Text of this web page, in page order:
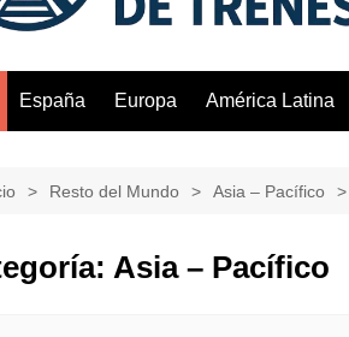
España Europa América Latina
Resto del Mundo Asia – Pacífico
Asia – Pacífico